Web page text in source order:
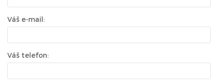
Váš e-mail:
Váš telefon: